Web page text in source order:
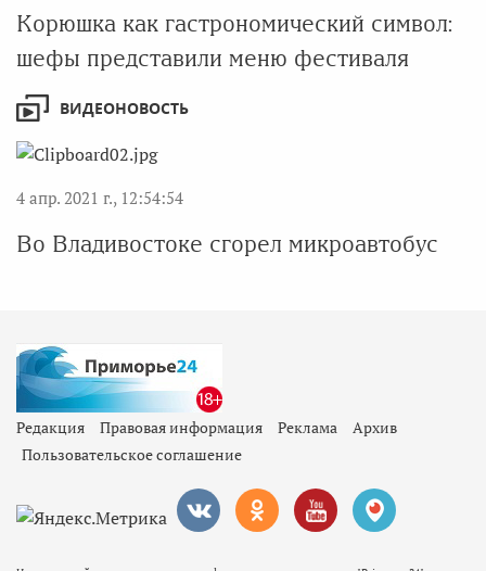
Корюшка как гастрономический символ:
шефы представили меню фестиваля
ВИДЕОНОВОСТЬ
4 апр. 2021 г., 12:54:54
Во Владивостоке сгорел микроавтобус
Редакция Правовая информация Реклама
Архив
Пользовательское соглашение